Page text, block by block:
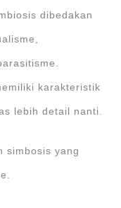
dibedakan
karakteristik
lebih detail nanti.
simbosis yang